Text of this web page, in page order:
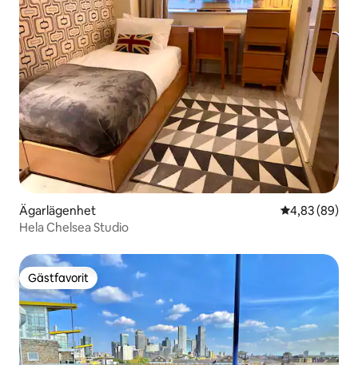
Ägarlägenhet 4,83 av 5 i
4,83 (89)
Hela Chelsea Studio
Gästfavorit
Gästfavorit